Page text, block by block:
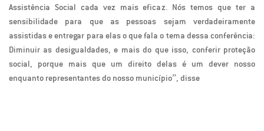
Assistência Social cada vez mais eficaz. Nós temos que ter a
sensibilidade para que as pessoas sejam verdadeiramente
assistidas e entregar para elas o que fala o tema dessa conferência:
Diminuir as desigualdades, e mais do que isso, conferir proteção
social, porque mais que um direito delas é um dever nosso
enquanto representantes do nosso município”, disse